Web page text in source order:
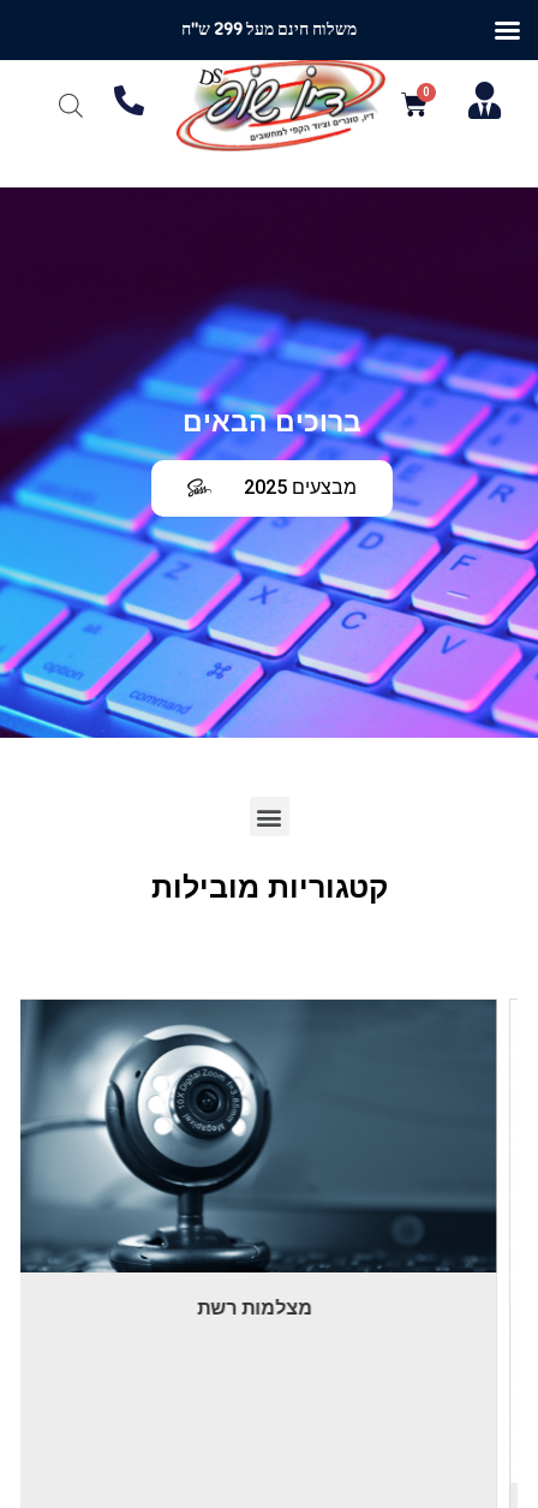
ברוכים הבאים
מבצעים 2025
לחץ כאן
קטגוריות מובילות
מצלמות רשת
משלוח חינם מעל 299 ש"ח